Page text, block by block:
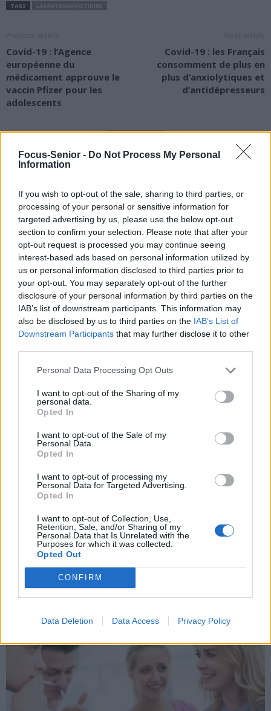
Focus-Senior - Do Not Process My Personal
Information
If you wish to opt-out of the sale, sharing to third parties, or
processing of your personal or sensitive information for
targeted advertising by us, please use the below opt-out
section to confirm your selection. Please note that after your
opt-out request is processed you may continue seeing
interest-based ads based on personal information utilized by
us or personal information disclosed to third parties prior to
your opt-out. You may separately opt-out of the further
disclosure of your personal information by third parties on the
IAB’s list of downstream participants. This information may
also be disclosed by us to third parties on the IAB’s List of
Downstream Participants that may further disclose it to other
Personal Data Processing Opt Outs
I want to opt-out of the Sharing of my
personal data.
Opted In
I want to opt-out of the Sale of my
Personal Data.
Opted In
I want to opt-out of processing my
Personal Data for Targeted Advertising.
Opted In
I want to opt-out of Collection, Use,
Retention, Sale, and/or Sharing of my
Personal Data that Is Unrelated with the
Purposes for which it was collected.
Opted Out
CONFIRM
Data Deletion Data Access Privacy Policy
TAGS
Covid-19 : l’Agence
européenne du
médicament approuve le
vaccin Pfizer pour les
adolescents
Covid-19 : les Français
consomment de plus en
plus d’anxiolytiques et
d’antidépresseurs
news
RELATED ARTICLES MORE FROM AUTHOR
Santé
Sieste après 65 ans : la
clé pour préserver votre
cerveau ou le mettre en
Santé
Ménopause et
problèmes urinaires : le
secret inattendu des
découvrir
Santé
Ménopause précoce : le
risque accru
d’hypertension à ne pas
Popular Posts
Mycose à la langue : peut-on l’attraper avec un baiser ?
12 octobre 2018
Dites adieu aux cernes avec ce massage simple et naturel
14 février 2026
Marseille : une école maternelle envahie par les punaises de lit
6 décembre 2018
Noyade, hydrocution… les dangers de la baignade
- 4 juin 2021